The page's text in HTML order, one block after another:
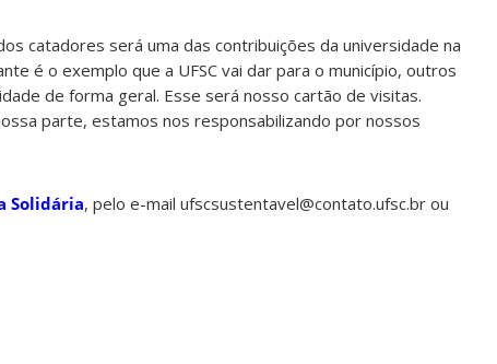
catadores será uma das contribuições da universidade na
é o exemplo que a UFSC vai dar para o município, outros
de forma geral. Esse será nosso cartão de visitas.
parte, estamos nos responsabilizando por nossos
Solidária, pelo e-mail ufscsustentavel@contato.ufsc.br ou